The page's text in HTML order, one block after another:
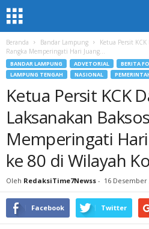
Beranda Bandar Lampung
Ketua Persit
Rangka Memperingati Hari Juang...
BANDAR LAMPUNG ADVETORIAL BERITA
LAMPUNG TENGAH
NASIONAL
Ketua Persit KCK
Laksanakan
Memperingati
ke 80 di Wilayah
Oleh RedaksiTime7Newss - 16 Desember
Facebook Twitter